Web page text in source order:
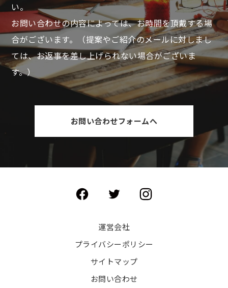
い。
お問い合わせの内容によっては、お時間を頂戴する場
合がございます。
（提案やご紹介のメールに対しまし
ては、お返事を差し上げられない場合がございま
す。）
お問い合わせフォームへ
運営会社
プライバシーポリシー
サイトマップ
お問い合わせ